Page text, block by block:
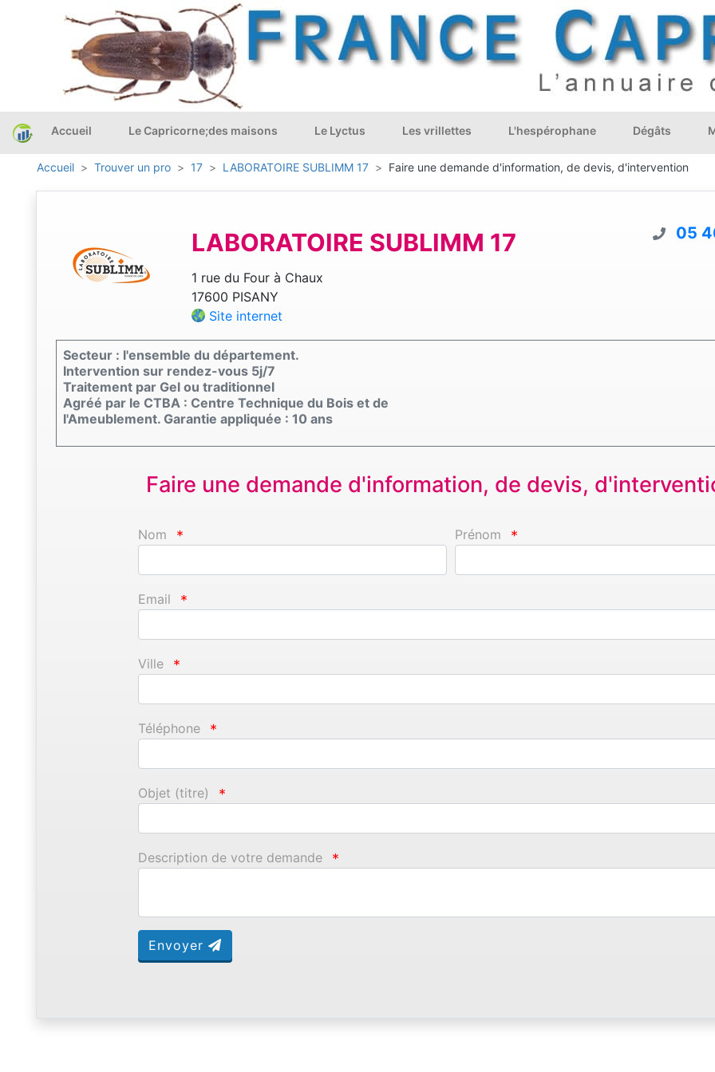
Accueil Le Capricorne;des maisons Le Lyctus Les vrillettes L'hespérophane Dégâts
Accueil Trouver un pro 17 LABORATOIRE SUBLIMM 17 Faire une demande d'information, de devis, d'intervention
LABORATOIRE SUBLIMM 17
1 rue du Four à Chaux
17600 PISANY
Site internet
05
Secteur : l'ensemble du département.
Intervention sur rendez-vous 5j/7
Traitement par Gel ou traditionnel
Agréé par le CTBA : Centre Technique du Bois et de
l'Ameublement. Garantie appliquée : 10 ans
Faire une demande d'information, de devis,
Nom * Prénom *
Email *
Ville *
Téléphone *
Objet (titre) *
Description de votre demande *
Envoyer